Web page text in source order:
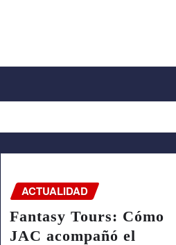
ACTUALIDAD
Fantasy Tours: Cómo
JAC acompañó el